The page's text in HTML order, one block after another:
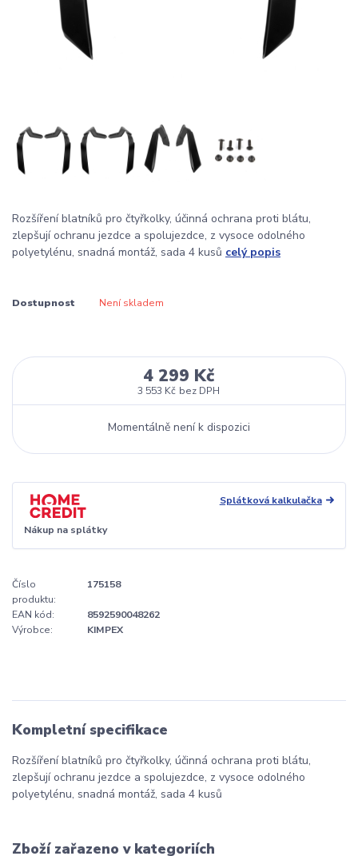
Rozšíření blatníků pro čtyřkolky, účinná ochrana proti blátu,
zlepšují ochranu jezdce a spolujezdce, z vysoce odolného
polyetylénu, snadná montáž, sada 4 kusů celý popis
Dostupnost Není skladem
4 299 Kč
3 553 Kč bez DPH
Momentálně není k dispozici
Splátková kalkulačka
Nákup na splátky
Číslo
produktu:
175158
EAN kód:
8592590048262
Výrobce:
KIMPEX
Kompletní specifikace
Rozšíření blatníků pro čtyřkolky, účinná ochrana proti blátu,
zlepšují ochranu jezdce a spolujezdce, z vysoce odolného
polyetylénu, snadná montáž, sada 4 kusů
Zboží zařazeno v kategoriích